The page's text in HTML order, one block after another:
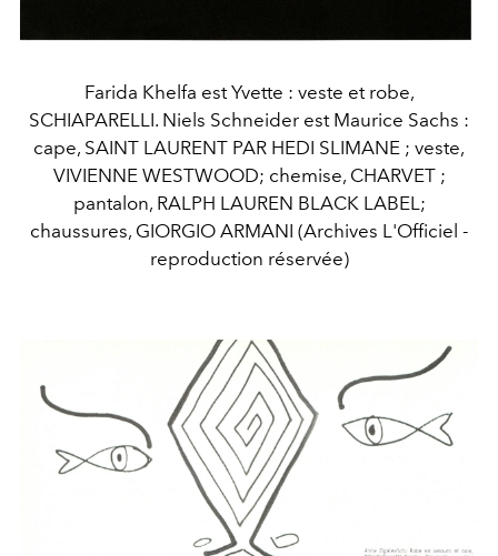
Farida Khelfa est Yvette : veste et robe,
SCHIAPARELLI. Niels Schneider est Maurice Sachs :
cape, SAINT LAURENT PAR HEDI SLIMANE ; veste,
VIVIENNE WESTWOOD; chemise, CHARVET ;
pantalon, RALPH LAUREN BLACK LABEL;
chaussures, GIORGIO ARMANI (Archives L'Officiel -
reproduction réservée)